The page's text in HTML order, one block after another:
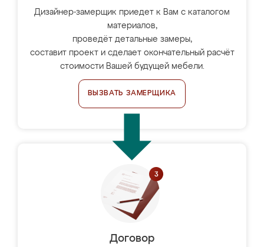
Дизайнер-замерщик приедет к Вам с каталогом
материалов,
проведёт детальные замеры,
составит проект и сделает окончательный расчёт
стоимости Вашей будущей мебели.
ВЫЗВАТЬ ЗАМЕРЩИКА
Договор